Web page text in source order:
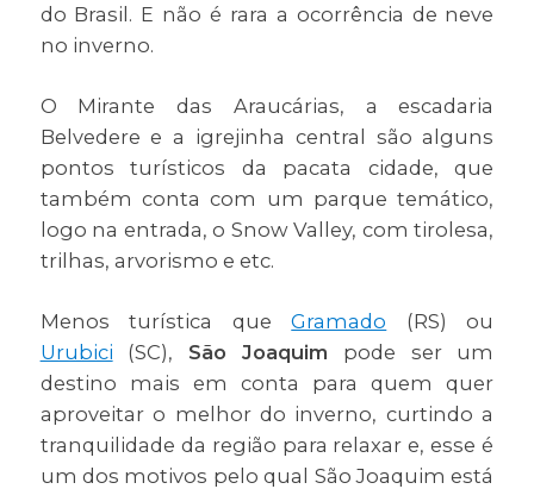
do Brasil. E não é rara a ocorrência de neve
no inverno.
O Mirante das Araucárias, a escadaria
Belvedere e a igrejinha central são alguns
pontos turísticos da pacata cidade, que
também conta com um parque temático,
logo na entrada, o Snow Valley, com tirolesa,
trilhas, arvorismo e etc.
Menos turística queGramado (RS) ou
Urubici (SC), São Joaquim pode ser um
destino mais em conta para quem quer
aproveitar o melhor do inverno, curtindo a
tranquilidade da região para relaxar e, esse é
um dos motivos pelo qual São Joaquim está